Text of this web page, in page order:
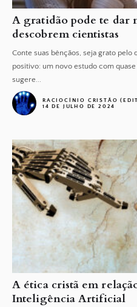
A gratidão pode te dar
descobrem cientistas
Conte suas bênçãos, seja grato pelo
positivo: um novo estudo com
sugere...
RACIOCÍNIO CRISTÃO
14 DE JULHO DE 2024
A ética cristã em
Inteligência Artificial